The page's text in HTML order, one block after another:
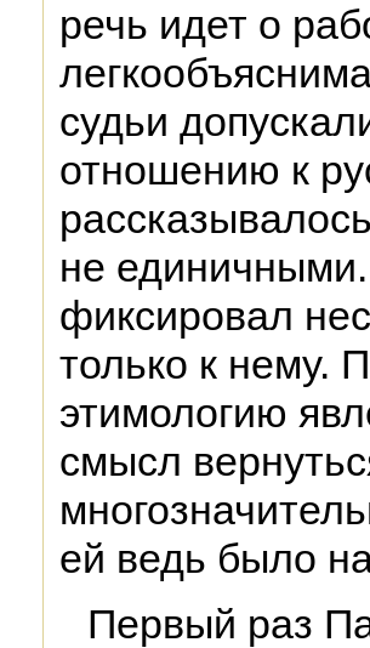
речь идет о
судьи
отношению к
не
фиксировал
только к нему.
этимологию
смысл
ей ведь было
Первый раз